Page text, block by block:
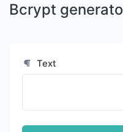
Bcrypt
Text